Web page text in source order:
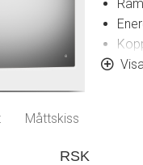
Måttskiss
RSK